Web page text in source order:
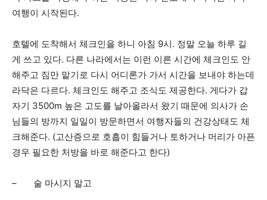
여행이 시작된다.
호텔에 도착해서 체크인을 하니 아침 9시. 정말 오늘 하루 길
게 쓰고 있다. 다른 나라에서는 이런 이른 시간에 체크인도 안
해주고 짐만 맡기로 다시 어디론가 가서 시간을 보내야 하는데
라닥은 다르다. 체크인도 해주고 조식도 제공한다. 게다가 갑
자기 3500m 높은 고도를 날아올라서 왔기 때문에 의사가 손
님들의 방까지 일일이 방문하면서 여행자들의 건강상태도 체
크해준다. (고산증으로 호흡이 힘들거나 토하거나 머리가 아픈
경우 필요한 처방을 바로 해준다고 한다)
– 술 마시지 말고